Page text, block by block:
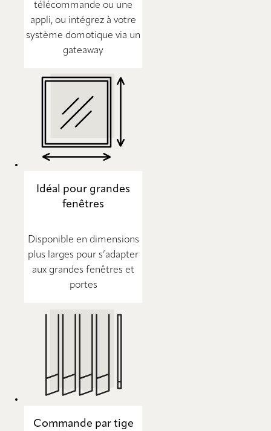
télécommande ou une
appli, ou intégrez à votre
système domotique via un
gateaway
Idéal pour grandes
fenêtres
Disponible en dimensions
plus larges pour s’adapter
aux grandes fenêtres et
portes
Commande par tige